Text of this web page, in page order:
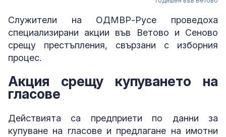
Служители на ОДМВР-Русе проведоха
специализирани акции във Ветово и Сеново
срещу престъпления, свързани с изборния
процес.
Акция срещу купуването на
гласове
Действията са предприети по данни за
купуване на гласове и предлагане на имотни